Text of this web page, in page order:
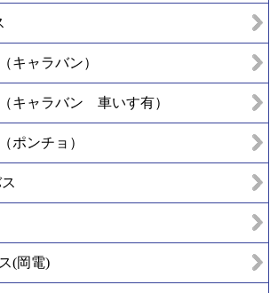
キャラバン）
キャラバン 車いす有）
ポンチョ）
(岡電)